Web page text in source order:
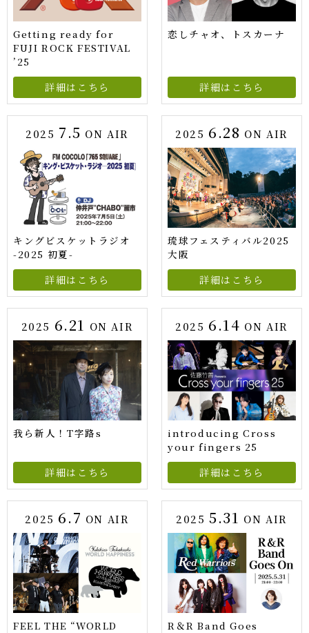
Getting ready for
FUJI ROCK FESTIVAL
’25
詳細はこちら
恋しチャオ、トスカーナ
詳細はこちら
2025 7.5 ON AIR
キングビスケットラジオ
-2025 初夏-
詳細はこちら
2025 6.28 ON AIR
琉球フェスティバル2025
大阪
詳細はこちら
2025 6.21 ON AIR
我ら新人！T字路s
詳細はこちら
2025 6.14 ON AIR
introducing Cross
your fingers 25
詳細はこちら
2025 6.7 ON AIR
FEEL THE “WORLD
20255.31 ON AIR
R＆R Band Goes